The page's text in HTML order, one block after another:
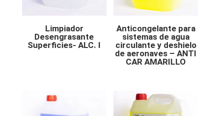
Limpiador
Desengrasante
Superficies- ALC. I
Anticongelante para
sistemas de agua
circulante y deshielo
de aeronaves – ANTI
CAR AMARILLO